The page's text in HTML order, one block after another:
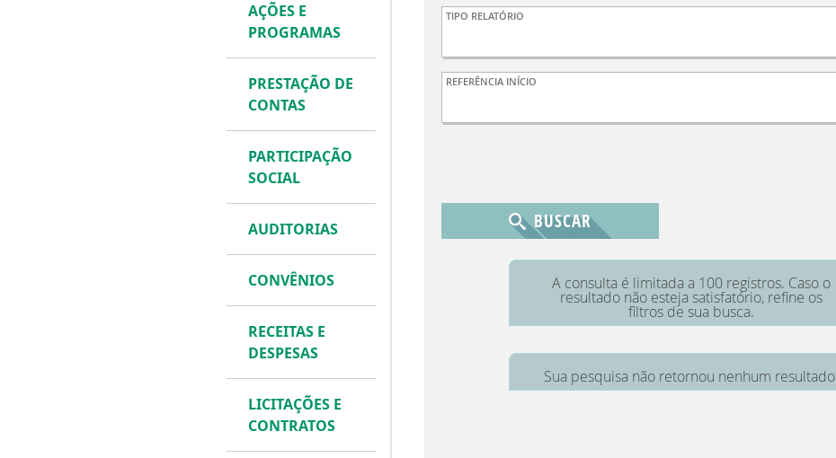
AÇÕES E
PROGRAMAS
PRESTAÇÃO DE
CONTAS
PARTICIPAÇÃO
SOCIAL
AUDITORIAS
CONVÊNIOS
RECEITAS E
DESPESAS
LICITAÇÕES E
CONTRATOS